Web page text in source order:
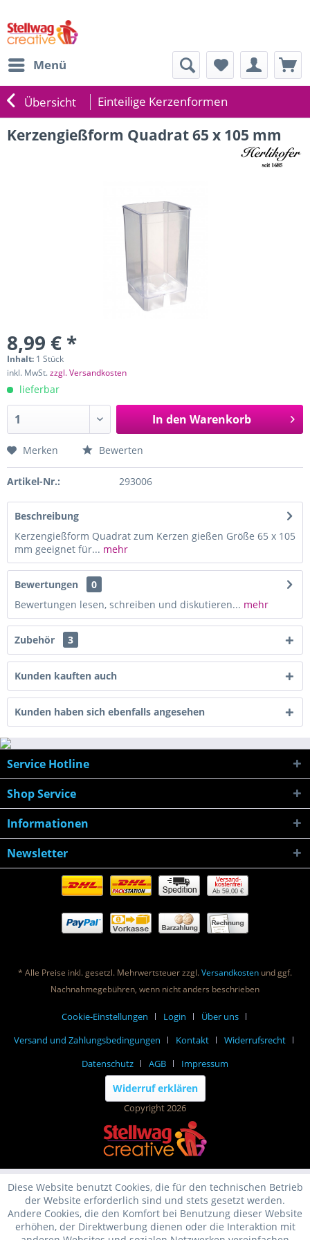
Menü
Übersicht Einteilige Kerzenformen
Kerzengießform Quadrat 65 x 105 mm
8,99 € *
Inhalt: 1 Stück
inkl. MwSt.zzgl. Versandkosten
lieferbar
In den Warenkorb
Merken Bewerten
Artikel-Nr.: 293006
Beschreibung
Kerzengießform Quadrat zum Kerzen gießen Größe 65 x 105
mm geeignet für... mehr
Bewertungen
0
Bewertungen lesen, schreiben und diskutieren... mehr
Zubehör 3
Kunden kauften auch
Kunden haben sich ebenfalls angesehen
Service Hotline
Shop Service
Informationen
Newsletter
Ab 59,00 €
* Alle Preise inkl. gesetzl. Mehrwertsteuer zzgl.Versandkosten und ggf.
Nachnahmegebühren, wenn nicht anders beschrieben
Cookie-Einstellungen Login
Über uns
Versand und Zahlungsbedingungen
Kontakt
Widerrufsrecht
Datenschutz
AGB Impressum
Widerruf erklären
Copyright 2026
Diese Website benutzt Cookies, die für den technischen Betrieb
der Website erforderlich sind und stets gesetzt werden.
Andere Cookies, die den Komfort bei Benutzung dieser Website
erhöhen, der Direktwerbung dienen oder die Interaktion mit